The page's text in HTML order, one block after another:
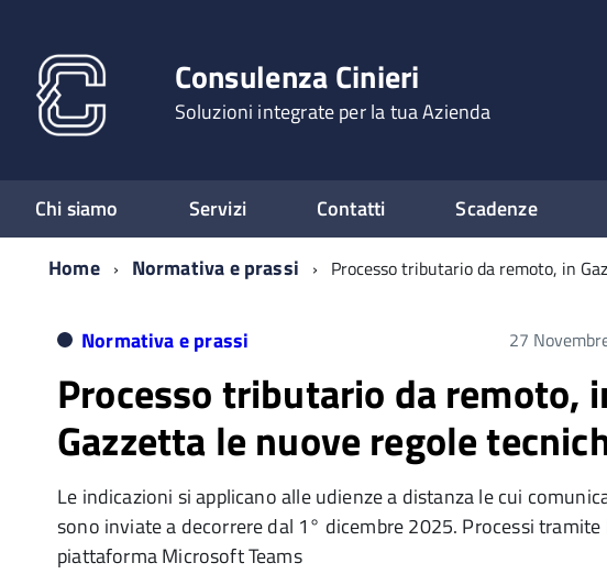
Consulenza Cinieri
Soluzioni integrate per la tua Azienda
Chi siamo Servizi Contatti Scadenze
Home
Normativa e prassi Processo tributario da remoto, in
Normativa e prassi 27
Processo tributario da remoto,
Gazzetta le nuove regole
Le indicazioni si applicano alle udienze a distanza le cui
sono inviate a decorrere dal 1° dicembre 2025. Processi tramite
piattaforma Microsoft Teams